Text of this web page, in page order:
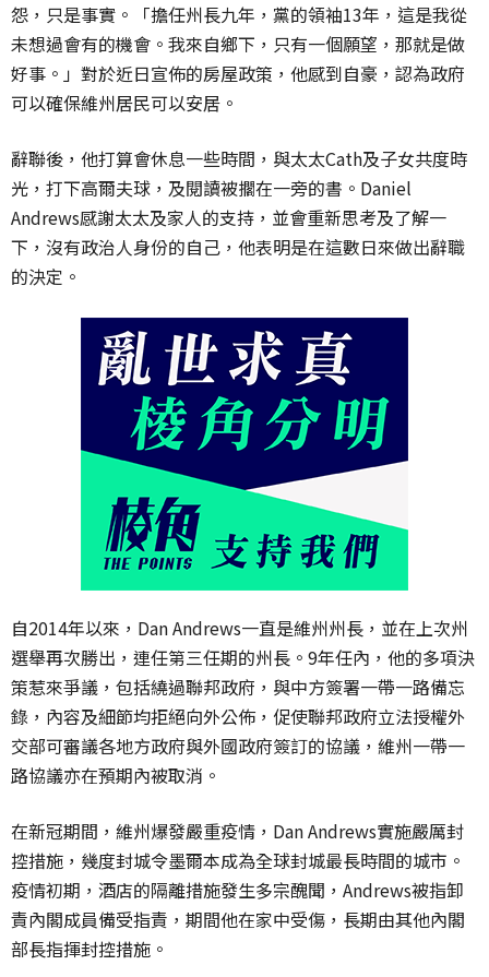
怨，只是事實。「擔任州長九年，黨的領袖13年，這是我從
未想過會有的機會。我來自鄉下，只有一個願望，那就是做
好事。」對於近日宣佈的房屋政策，他感到自豪，認為政府
可以確保維州居民可以安居。
辭聯後，他打算會休息一些時間，與太太Cath及子女共度時
光，打下高爾夫球，及閱讀被擱在一旁的書。Daniel
Andrews感謝太太及家人的支持，並會重新思考及了解一
下，沒有政治人身份的自己，他表明是在這數日來做出辭職
的決定。
自2014年以來，Dan Andrews一直是維州州長，並在上次州
選舉再次勝出，連任第三任期的州長。9年任內，他的多項決
策惹來爭議，包括繞過聯邦政府，與中方簽署一帶一路備忘
錄，內容及細節均拒絕向外公佈，促使聯邦政府立法授權外
交部可審議各地方政府與外國政府簽訂的協議，維州一帶一
路協議亦在預期內被取消。
在新冠期間，維州爆發嚴重疫情，Dan Andrews實施嚴厲封
控措施，幾度封城令墨爾本成為全球封城最長時間的城市。
疫情初期，酒店的隔離措施發生多宗醜聞，Andrews被指卸
責內閣成員備受指責，期間他在家中受傷，長期由其他內閣
部長指揮封控措施。